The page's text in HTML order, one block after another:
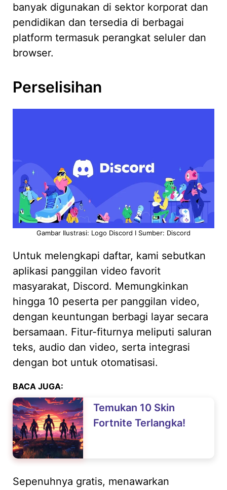
banyak digunakan di sektor korporat dan
pendidikan dan tersedia di berbagai
platform termasuk perangkat seluler dan
browser.
Perselisihan
Gambar Ilustrasi: Logo Discord I Sumber: Discord
Untuk melengkapi daftar, kami sebutkan
aplikasi panggilan video favorit
masyarakat, Discord. Memungkinkan
hingga 10 peserta per panggilan video,
dengan keuntungan berbagi layar secara
bersamaan. Fitur-fiturnya meliputi saluran
teks, audio dan video, serta integrasi
dengan bot untuk otomatisasi.
BACA JUGA:
Temukan 10 Skin
Fortnite Terlangka!
Sepenuhnya gratis, menawarkan